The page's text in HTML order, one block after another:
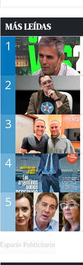
MÁS LEÍDAS
1
2
3
4
5
Espacio Publicitario